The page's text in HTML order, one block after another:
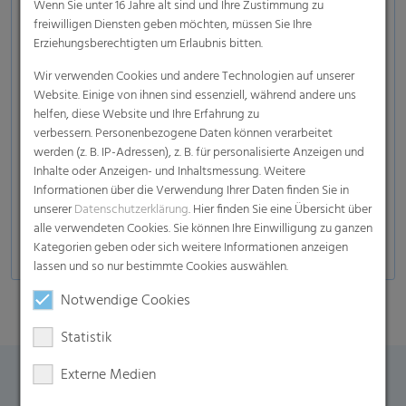
Wenn Sie unter 16 Jahre alt sind und Ihre Zustimmung zu
freiwilligen Diensten geben möchten, müssen Sie Ihre
Erziehungsberechtigten um Erlaubnis bitten.
Wir verwenden Cookies und andere Technologien auf unserer
Website. Einige von ihnen sind essenziell, während andere uns
helfen, diese Website und Ihre Erfahrung zu
verbessern. Personenbezogene Daten können verarbeitet
werden (z. B. IP-Adressen), z. B. für personalisierte Anzeigen und
Inhalte oder Anzeigen- und Inhaltsmessung. Weitere
Informationen über die Verwendung Ihrer Daten finden Sie in
unsererDatenschutzerklärung. Hier finden Sie eine Übersicht über
alle verwendeten Cookies. Sie können Ihre Einwilligung zu ganzen
Kategorien geben oder sich weitere Informationen anzeigen
lassen und so nur bestimmte Cookies auswählen.
Notwendige Cookies
Statistik
Externe Medien